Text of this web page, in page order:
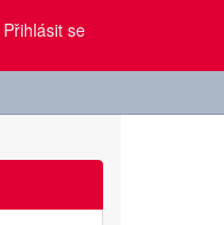
Přihlásit se